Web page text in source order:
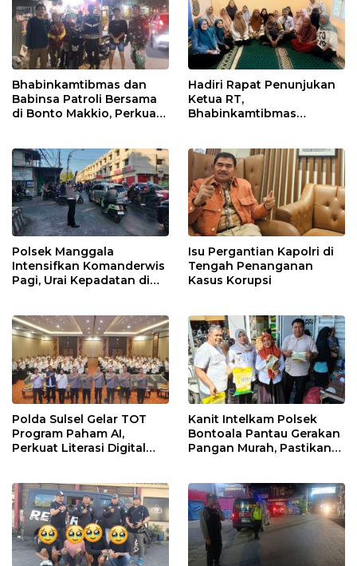
Bhabinkamtibmas dan
Babinsa Patroli Bersama
di Bonto Makkio, Perkuat
Hadiri Rapat Penunjukan
Ketua RT,
Bhabinkamtibmas
dengan Warga
Polsek Manggala
Intensifkan Komanderwis
Pagi, Urai Kepadatan di
Isu Pergantian Kapolri di
Tengah Penanganan
Kasus Korupsi
Polda Sulsel Gelar TOT
Program Paham AI,
Perkuat Literasi Digital
Kanit Intelkam Polsek
Bontoala Pantau Gerakan
Pangan Murah, Pastikan